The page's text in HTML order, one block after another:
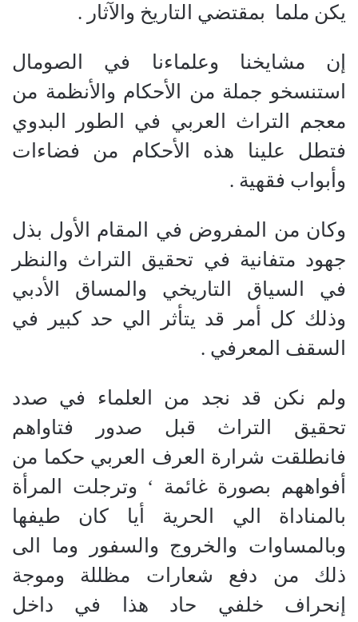
يكن ملما بمقتضي التاريخ والآثار .
إن مشايخنا وعلماءنا في الصومال
استنسخو جملة من الأحكام والأنظمة من
معجم التراث العربي في الطور البدوي
فتطل علينا هذه الأحكام من فضاءات
وأبواب فقهية .
وكان من المفروض في المقام الأول بذل
جهود متفانية في تحقيق التراث والنظر
في السياق التاريخي والمساق الأدبي
وذلك كل أمر قد يتأثر الي حد كبير في
السقف المعرفي .
ولم نكن قد نجد من العلماء في صدد
تحقيق التراث قبل صدور فتاواهم
فانطلقت شرارة العرف العربي حكما من
أفواههم بصورة غائمة ‘ وترجلت المرأة
بالمناداة الي الحرية أيا كان طيفها
وبالمساوات والخروج والسفور وما الى
ذلك من دفع شعارات مظللة وموجة
إنحراف خلفي حاد هذا في داخل